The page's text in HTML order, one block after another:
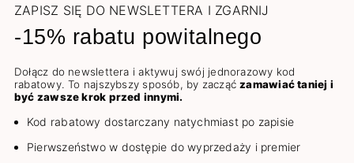
ZAPISZ SIĘ DO NEWSLETTERA I ZGARNIJ
-15% rabatu powitalnego
Dołącz do newslettera i aktywuj swój jednorazowy kod
rabatowy. To najszybszy sposób, by zacząćzamawiać taniej i
być zawsze krok przed innymi.
Kod rabatowy dostarczany natychmiast po zapisie
Pierwszeństwo w dostępie do wyprzedaży i premier